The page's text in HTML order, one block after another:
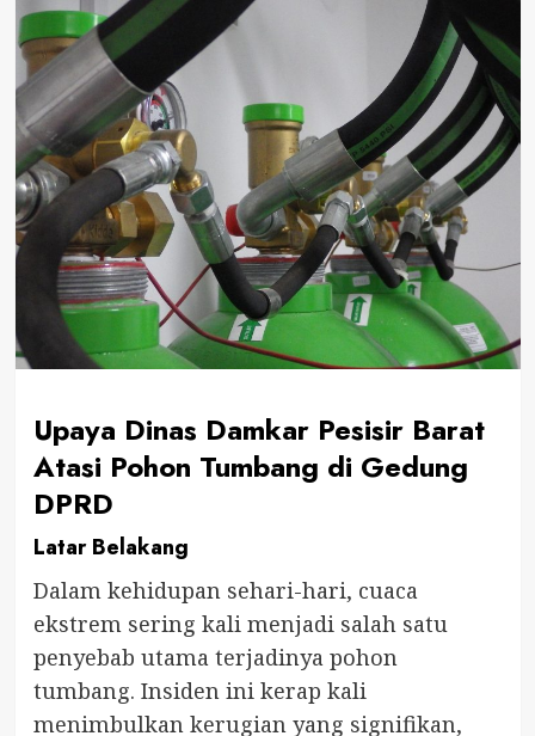
Upaya Dinas Damkar Pesisir Barat
Atasi Pohon Tumbang di Gedung
DPRD
Latar Belakang
Dalam kehidupan sehari-hari, cuaca
ekstrem sering kali menjadi salah satu
penyebab utama terjadinya pohon
tumbang. Insiden ini kerap kali
menimbulkan kerugian yang signifikan,